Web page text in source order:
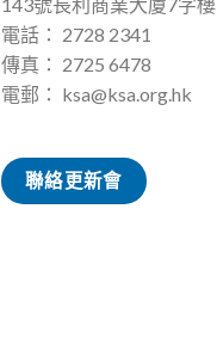
電話： 2728 2341
傳真： 2725 6478
電郵： ksa@ksa.org.hk
聯絡更新會